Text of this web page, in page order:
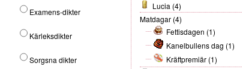
Lucia (4)
Matdagar (4)
Fettisdagen (1)
Kanelbullens dag (1)
Kräftpremiär (1)
Examens-dikter
Kärleksdikter
Sorgsna dikter